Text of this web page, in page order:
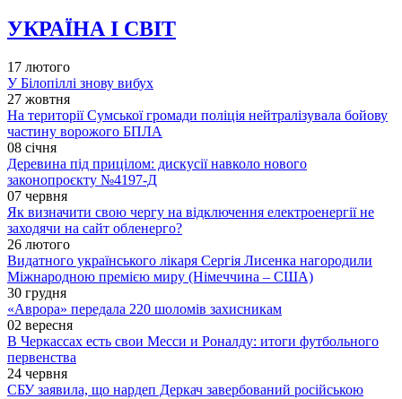
УКРАЇНА І СВІТ
17 лютого
У Білопіллі знову вибух
27 жовтня
На території Сумської громади поліція нейтралізувала бойову
частину ворожого БПЛА
08 січня
Деревина під прицілом: дискусії навколо нового
законопроєкту №4197-Д
07 червня
Як визначити свою чергу на відключення електроенергії не
заходячи на сайт обленерго?
26 лютого
Видатного українського лікаря Сергія Лисенка нагородили
Міжнародною премією миру (Німеччина – США)
30 грудня
«Аврора» передала 220 шоломів захисникам
02 вересня
В Черкассах есть свои Месси и Роналду: итоги футбольного
первенства
24 червня
СБУ заявила, що нардеп Деркач завербований російською